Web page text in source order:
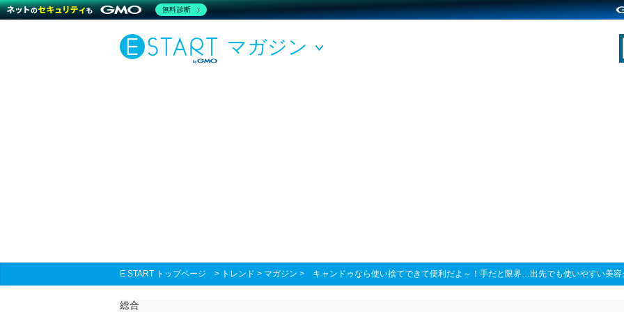
マガジン
E START トップページ > トレンド > マガジン > キャンドゥなら使い捨てできて便利だよ～！手だと限界…出先でも使いやすい美容
総合
無料診断